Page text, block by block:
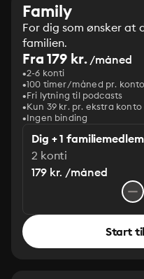
Family
For dig som ønsker at
familien.
Fra 179 kr./måned
2-6 konti
100 timer/måned pr. konto
Fri lytning til podcasts
Kun 39 kr. pr. ekstra konto
Ingen binding
Dig + 1 familiemedlem
2 konti
179 kr. /måned
Start